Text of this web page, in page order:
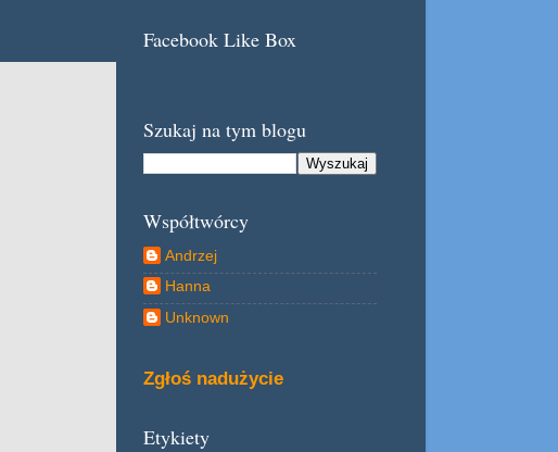
Facebook Like Box
Szukaj na tym blogu
Współtwórcy
Andrzej
Hanna
Unknown
Zgłoś nadużycie
Etykiety